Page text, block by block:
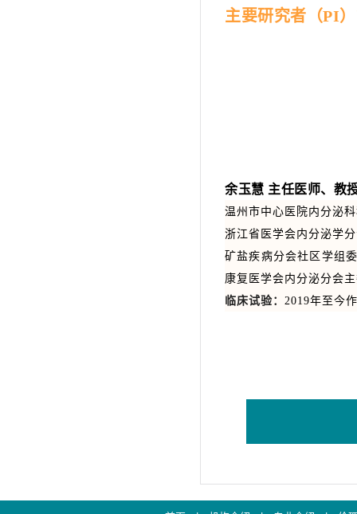
主要研究者（PI
余玉慧 主任医师、教
温州市中心医院内分泌
浙江省医学会内分泌学
矿盐疾病分会社区学组
康复医学会内分泌分会
临床试验： 2019年至今